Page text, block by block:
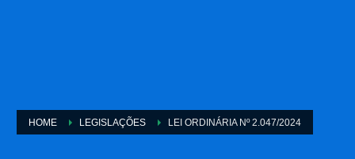
HOME LEGISLAÇÕES LEI ORDINÁRIA Nº 2.047/2024